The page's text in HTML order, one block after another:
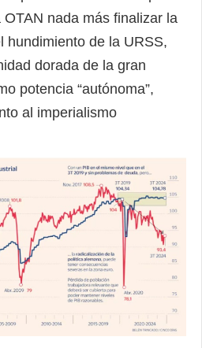
nada más finalizar la
hundimiento de la URSS,
dorada de la gran
potencia “autónoma”,
al imperialismo